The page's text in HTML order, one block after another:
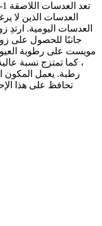
العدسات الذين لا
العدسات اليومية. ارتدِ
مويست على رطوبة العيون
، كما تمتزج نسبة
رطبة. يعمل المكون
تحافظ على هذا